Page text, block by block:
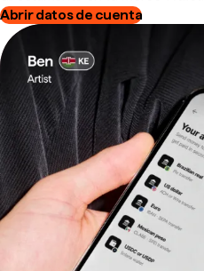
Abrir datos de cuenta